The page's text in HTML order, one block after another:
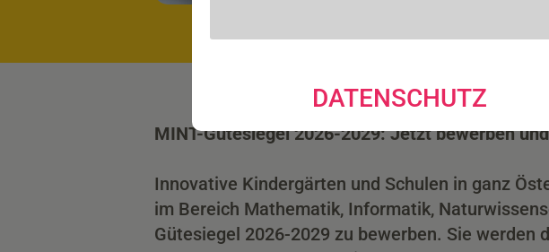
MINT-Gütesiegel 2026-2029: Jetzt bewerben
Innovative Kindergärten und Schulen in ganz
im Bereich Mathematik, Informatik,
Gütesiegel 2026-2029 zu bewerben. Sie werden
DATENSCHUTZ